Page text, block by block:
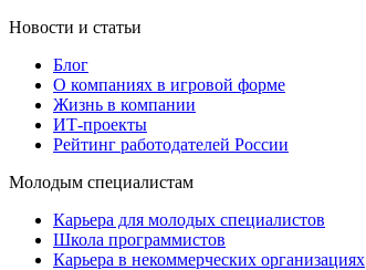
Новости и статьи
Блог
О компаниях в игровой форме
Жизнь в компании
ИТ-проекты
Рейтинг работодателей России
Молодым специалистам
Карьера для молодых специалистов
Школа программистов
Карьера в некоммерческих организациях